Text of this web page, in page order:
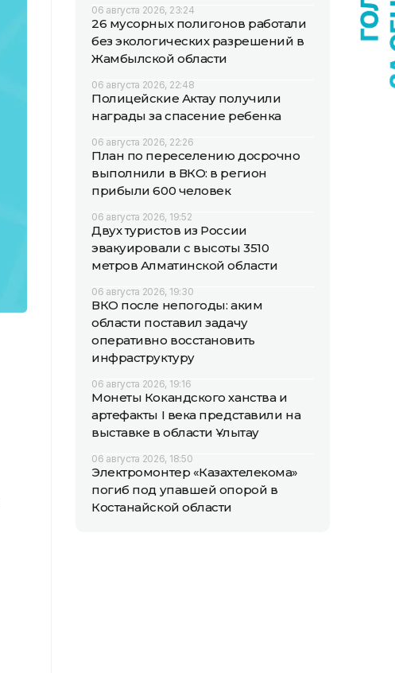
06 августа 2026, 23:24
26 мусорных полигонов работали
без экологических разрешений в
Жамбылской области
06 августа 2026, 22:48
Полицейские Актау получили
награды за спасение ребенка
06 августа 2026, 22:26
План по переселению досрочно
выполнили в ВКО: в регион
прибыли 600 человек
06 августа 2026, 19:52
Двух туристов из России
эвакуировали с высоты 3510
метров Алматинской области
06 августа 2026, 19:30
ВКО после непогоды: аким
области поставил задачу
оперативно восстановить
инфраструктуру
06 августа 2026, 19:16
Монеты Кокандского ханства и
артефакты I века представили на
выставке в области Ұлытау
06 августа 2026, 18:50
Электромонтер «Казахтелекома»
погиб под упавшей опорой в
Костанайской области